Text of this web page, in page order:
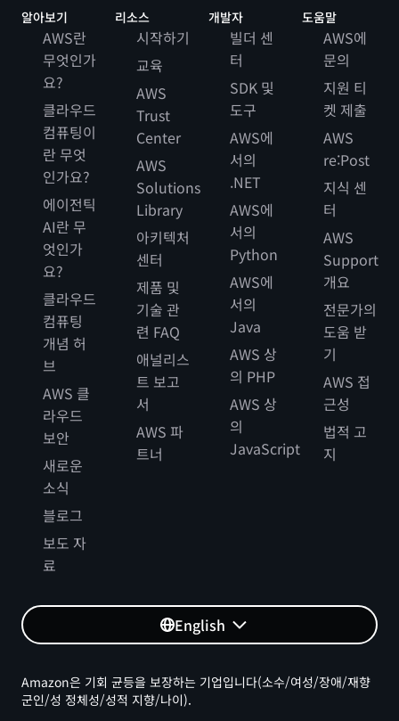
알아보기
AWS란
무엇인가
요?
클라우드
컴퓨팅이
란 무엇
인가요?
에이전틱
AI란 무
엇인가
요?
클라우드
컴퓨팅
개념 허
브
AWS 클
라우드
보안
새로운
소식
블로그
보도 자
료
리소스
시작하기
교육
AWS
Trust
Center
AWS
Solutions
Library
아키텍처
센터
제품 및
기술 관
련 FAQ
애널리스
트 보고
서
AWS 파
트너
개발자
빌더 센
터
SDK 및
도구
AWS에
서의
.NET
AWS에
서의
Python
AWS에
서의
Java
AWS 상
의 PHP
AWS 상
의
JavaScript
도움말
AWS에
문의
지원 티
켓 제출
AWS
re:Post
지식 센
터
AWS
Support
개요
전문가의
도움 받
기
AWS 접
근성
법적 고
지
English
Amazon은 기회 균등을 보장하는 기업입니다(소수/여성/장애/재향
군인/성 정체성/성적 지향/나이).